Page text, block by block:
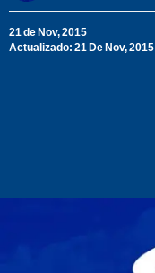
21 de Nov, 2015
Actualizado: 21 De Nov, 2015